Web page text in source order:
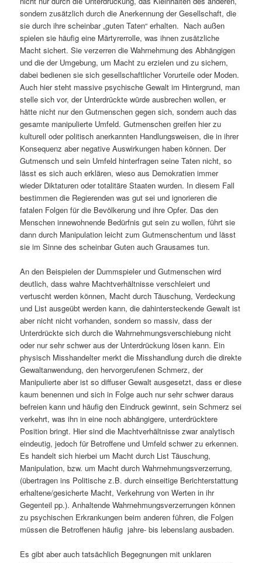
sondern zusätzlich durch die Anerkennung der Gesellschaft, die
sie durch ihre scheinbar „guten Taten“ erhalten. Nach außen
spielen sie häufig eine Märtyrerrolle, was ihnen zusätzliche
Macht sichert. Sie verzerren die Wahrnehmung des Abhängigen
und die der Umgebung, um Macht zu erzielen und zu sichern,
dabei bedienen sie sich gesellschaftlicher Vorurteile oder Moden.
Auch hier steht massive psychische Gewalt im Hintergrund, man
stelle sich vor, der Unterdrückte würde ausbrechen wollen, er
hätte nicht nur den Gutmenschen gegen sich, sondern auch das
gesamte manipulierte Umfeld. Gutmenschen greifen hier zu
kulturell oder politisch anerkannten Handlungsweisen, die in ihrer
Konsequenz aber negative Auswirkungen haben können. Der
Gutmensch und sein Umfeld hinterfragen seine Taten nicht, so
lässt es sich auch erklären, wieso aus Demokratien immer
wieder Diktaturen oder totalitäre Staaten wurden. In diesem Fall
bestimmen die Regierenden was gut sei und ignorieren die
fatalen Folgen für die Bevölkerung und ihre Opfer. Das den
Menschen innewohnende Bedürfnis gut sein zu wollen, führt sie
dann durch Manipulation leicht zum Gutmenschentum und lässt
sie im Sinne des scheinbar Guten auch Grausames tun.
An den Beispielen der Dummspieler und Gutmenschen wird
deutlich, dass wahre Machtverhältnisse verschleiert und
vertuscht werden können, Macht durch Täuschung, Verdeckung
und List ausgeübt werden kann, die dahintersteckende Gewalt ist
aber nicht nicht vorhanden, sondern so massiv, dass der
Unterdrückte sich durch die Wahrnehmungsverschiebung nicht
oder nur sehr schwer aus der Unterdrückung lösen kann. Ein
physisch Misshandelter merkt die Misshandlung durch die direkte
Gewaltanwendung, den hervorgerufenen Schmerz, der
Manipulierte aber ist so diffuser Gewalt ausgesetzt, dass er diese
kaum benennen und sich in Folge auch nur sehr schwer daraus
befreien kann und häufig den Eindruck gewinnt, sein Schmerz sei
verkehrt, was ihn in eine noch abhängigere, unterdrücktere
Position bringt. Hier sind die Machtverhältnisse zwar analytisch
eindeutig, jedoch für Betroffene und Umfeld schwer zu erkennen.
Es handelt sich hierbei um Macht durch List Täuschung,
Manipulation, bzw. um Macht durch Wahrnehmungsverzerrung,
(übertragen ins Politische z.B. durch einseitige Berichterstattung
erhaltene/gesicherte Macht, Verkehrung von Werten in ihr
Gegenteil pp.). Anhaltende Wahrnehmungsverzerrungen können
zu psychischen Erkrankungen beim anderen führen, die Folgen
müssen die Betroffenen häufig jahre- bis lebenslang ausbaden.
Es gibt aber auch tatsächlich Begegnungen mit unklaren